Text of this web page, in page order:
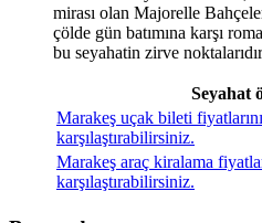
mirası olan Majorelle
çölde gün batımına karşı
bu seyahatin zirve
Seyahat
Marakeş uçak bileti
karşılaştırabilirsiniz.
Marakeş araç kiralama
karşılaştırabilirsiniz.